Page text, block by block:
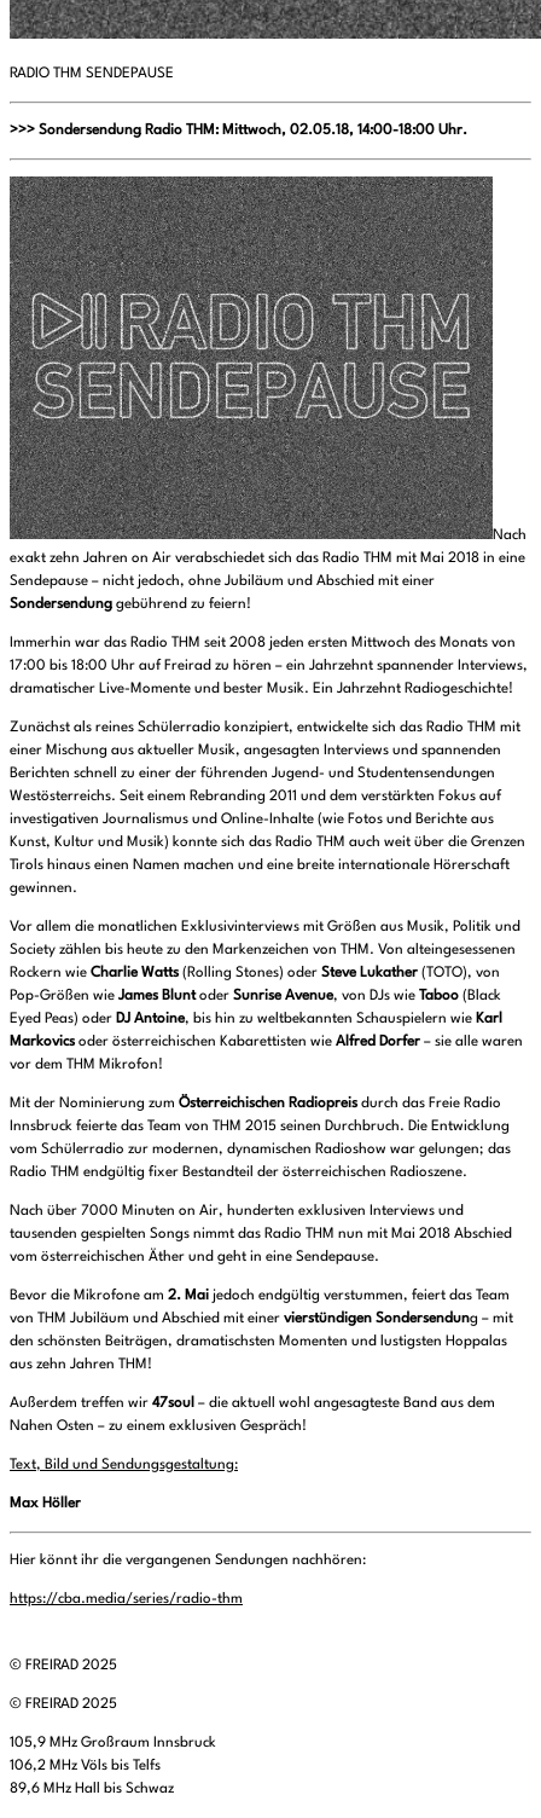
RADIO THM SENDEPAUSE
>>> Sondersendung Radio THM: Mittwoch, 02.05.18, 14:00-18:00 Uhr.
Nach
exakt zehn Jahren on Air verabschiedet sich das Radio THM mit Mai 2018 in eine
Sendepause – nicht jedoch, ohne Jubiläum und Abschied mit einer
Sondersendung gebührend zu feiern!
Immerhin war das Radio THM seit 2008 jeden ersten Mittwoch des Monats von
17:00 bis 18:00 Uhr auf Freirad zu hören – ein Jahrzehnt spannender Interviews,
dramatischer Live-Momente und bester Musik. Ein Jahrzehnt Radiogeschichte!
Zunächst als reines Schülerradio konzipiert, entwickelte sich das Radio THM mit
einer Mischung aus aktueller Musik, angesagten Interviews und spannenden
Berichten schnell zu einer der führenden Jugend- und Studentensendungen
Westösterreichs. Seit einem Rebranding 2011 und dem verstärkten Fokus auf
investigativen Journalismus und Online-Inhalte (wie Fotos und Berichte aus
Kunst, Kultur und Musik) konnte sich das Radio THM auch weit über die Grenzen
Tirols hinaus einen Namen machen und eine breite internationale Hörerschaft
gewinnen.
Vor allem die monatlichen Exklusivinterviews mit Größen aus Musik, Politik und
Society zählen bis heute zu den Markenzeichen von THM. Von alteingesessenen
Rockern wie Charlie Watts (Rolling Stones) oder Steve Lukather (TOTO), von
Pop-Größen wie James Bluntoder Sunrise Avenue, von DJs wie Taboo (Black
Eyed Peas) oder DJ Antoine, bis hin zu weltbekannten Schauspielern wie Karl
Markovics oder österreichischen Kabarettisten wie Alfred Dorfer – sie alle waren
vor dem THM Mikrofon!
Mit der Nominierung zum Österreichischen Radiopreis durch das Freie Radio
Innsbruck feierte das Team von THM 2015 seinen Durchbruch. Die Entwicklung
vom Schülerradio zur modernen, dynamischen Radioshow war gelungen; das
Radio THM endgültig fixer Bestandteil der österreichischen Radioszene.
Nach über 7000 Minuten on Air, hunderten exklusiven Interviews und
tausenden gespielten Songs nimmt das Radio THM nun mit Mai 2018 Abschied
vom österreichischen Äther und geht in eine Sendepause.
Bevor die Mikrofone am 2. Mai jedoch endgültig verstummen, feiert das Team
von THM Jubiläum und Abschied mit einer vierstündigen Sondersendung – mit
den schönsten Beiträgen, dramatischsten Momenten und lustigsten Hoppalas
aus zehn Jahren THM!
Außerdem treffen wir 47soul – die aktuell wohl angesagteste Band aus dem
Nahen Osten – zu einem exklusiven Gespräch!
Text, Bild und Sendungsgestaltung:
Max Höller
Hier könnt ihr die vergangenen Sendungen nachhören:
https://cba.media/series/radio-thm
© FREIRAD 2025
© FREIRAD 2025
105,9 MHz Großraum Innsbruck
106,2 MHz Völs bis Telfs
89,6 MHz Hall bis Schwaz